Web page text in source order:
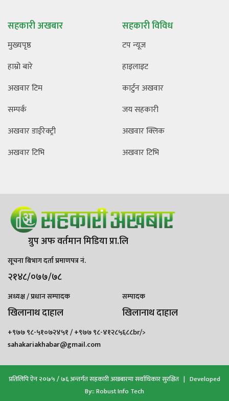
सहकारी अखबार
मुख्यपृष्ठ
हाम्रो बारे
अखवार टिम
सम्पर्क
अखवार डाईरेक्ट्री
अखवार टिभि
सहकारी विविध
टप न्यूज
हाइलाइट
कार्टुन अखवार
जय सहकारी
अखवार क्लिक
अखवार टिभि
ग्रुप अफ वर्तमान मिडिया प्रा.लि
सूचना बिभाग दर्ता प्रमाणपत्र नं.
२१४८/०७७/७८
अध्यक्ष / प्रधान सम्पादक
खिलानाथ दाहाल
सम्पादक
खिलानाथ दाहाल
+९७७ ९८-५१०७२४५१ / +९७७ ९८-४१२८५६८८br/>
sahakariakhabar@gmail.com
प्रतिलिपि ऐन २०७५ / ७६ अन्तर्गत सहकारी अखबारमा सर्वाधिकार सुरक्षित | Developed
By::Robust Info Tech